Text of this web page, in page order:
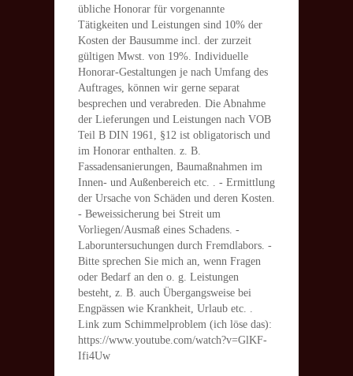
übliche Honorar für vorgenannte
Tätigkeiten und Leistungen sind 10% der
Kosten der Bausumme incl. der zurzeit
gültigen Mwst. von 19%. Individuelle
Honorar-Gestaltungen je nach Umfang des
Auftrages, können wir gerne separat
besprechen und verabreden. Die Abnahme
der Lieferungen und Leistungen nach VOB
Teil B DIN 1961, §12 ist obligatorisch und
im Honorar enthalten. z. B.
Fassadensanierungen, Baumaßnahmen im
Innen- und Außenbereich etc. . - Ermittlung
der Ursache von Schäden und deren Kosten.
- Beweissicherung bei Streit um
Vorliegen/Ausmaß eines Schadens. -
Laboruntersuchungen durch Fremdlabors. -
Bitte sprechen Sie mich an, wenn Fragen
oder Bedarf an den o. g. Leistungen
besteht, z. B. auch Übergangsweise bei
Engpässen wie Krankheit, Urlaub etc. .
Link zum Schimmelproblem (ich löse das):
https://www.youtube.com/watch?v=GlKF-
Ifi4Uw